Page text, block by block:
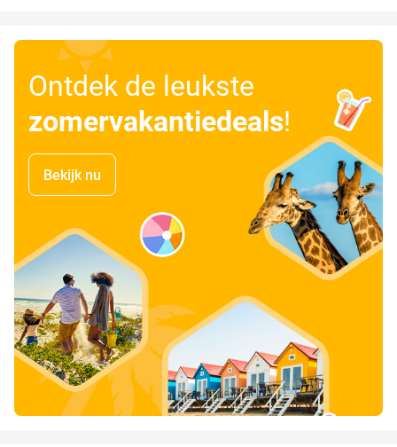
Ontdek de leukste
zomervakantiedeals!
Bekijk nu